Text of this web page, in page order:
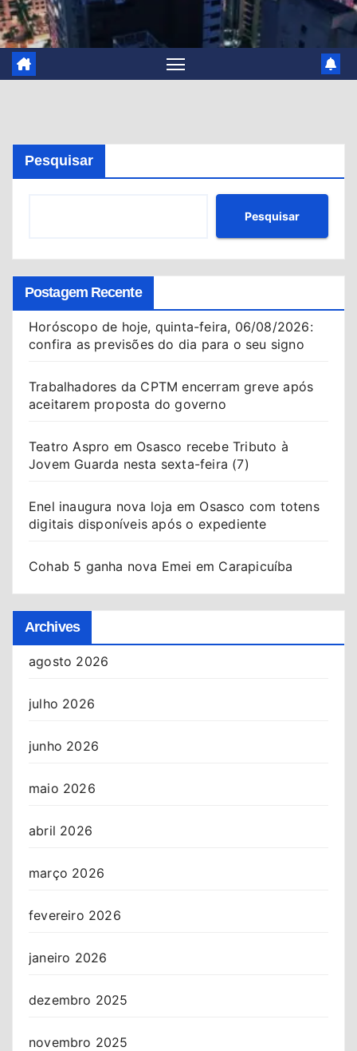
Pesquisar
Pesquisar
Postagem Recente
Horóscopo de hoje, quinta-feira, 06/08/2026:
confira as previsões do dia para o seu signo
Trabalhadores da CPTM encerram greve após
aceitarem proposta do governo
Teatro Aspro em Osasco recebe Tributo à
Jovem Guarda nesta sexta-feira (7)
Enel inaugura nova loja em Osasco com totens
digitais disponíveis após o expediente
Cohab 5 ganha nova Emei em Carapicuíba
Archives
agosto 2026
julho 2026
junho 2026
maio 2026
abril 2026
março 2026
fevereiro 2026
janeiro 2026
dezembro 2025
novembro 2025